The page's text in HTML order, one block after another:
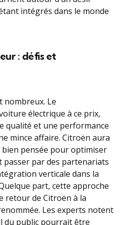
intégrés dans le monde
: défis et
nombreux. Le
électrique à ce prix,
qualité et une performance
mince affaire. Citroën aura
bien pensée pour optimiser
passer par des partenariats
verticale dans la
part, cette approche
retour de Citroën à la
Les experts notent
du public pourrait être